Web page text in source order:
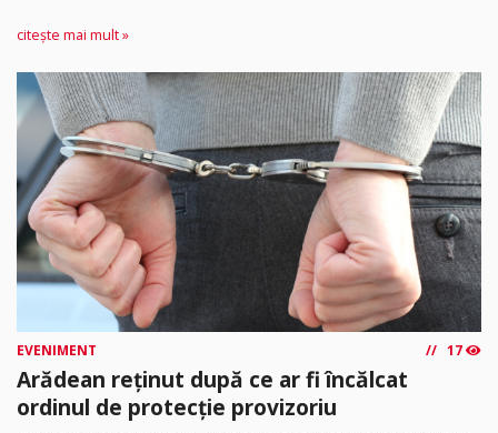
citește mai mult »
EVENIMENT 17
Arădean reținut după ce ar fi încălcat
ordinul de protecție provizoriu